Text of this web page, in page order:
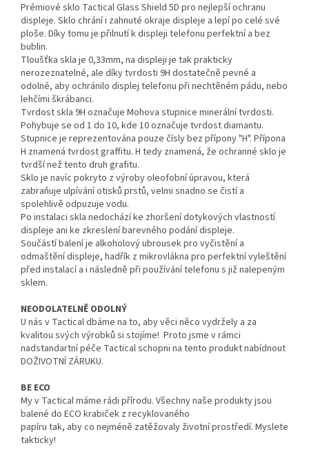
Prémiové sklo Tactical Glass Shield 5D pro nejlepší ochranu
displeje. Sklo chrání i zahnuté okraje displeje a lepí po celé své
ploše. Díky tomu je přilnutí k displeji telefonu perfektní a bez
bublin.
Tloušťka skla je 0,33mm, na displeji je tak prakticky
nerozeznatelné, ale díky tvrdosti 9H dostatečně pevné a
odolné, aby ochránilo displej telefonu při nechtěném pádu, nebo
lehčími škrábanci.
Tvrdost skla 9H označuje Mohova stupnice minerální tvrdosti.
Pohybuje se od 1 do 10, kde 10 označuje tvrdost diamantu.
Stupnice je reprezentována pouze čísly bez přípony "H". Přípona
H znamená tvrdost graffitu. H tedy znamená, že ochranné sklo je
tvrdší než tento druh grafitu.
Sklo je navíc pokryto z výroby oleofobní úpravou, která
zabraňuje ulpívání otisků prstů, velmi snadno se čistí a
spolehlivě odpuzuje vodu.
Po instalaci skla nedochází ke zhoršení dotykových vlastností
displeje ani ke zkreslení barevného podání displeje.
Součástí balení je alkoholový ubrousek pro vyčistění a
odmaštění displeje, hadřík z mikrovlákna pro perfektní vyleštění
před instalací a i následně při používání telefonu s již nalepeným
sklem.
NEODOLATELNĚ ODOLNÝ
U nás v Tactical dbáme na to, aby věci něco vydržely a za
kvalitou svých výrobků si stojíme! Proto jsme v rámci
nadstandartní péče Tactical schopni na tento produkt nabídnout
DOŽIVOTNÍ ZÁRUKU.
BE ECO
My v Tactical máme rádi přírodu. Všechny naše produkty jsou
balené do ECO krabiček z recyklovaného
papíru tak, aby co nejméně zatěžovaly životní prostředí. Myslete
takticky!